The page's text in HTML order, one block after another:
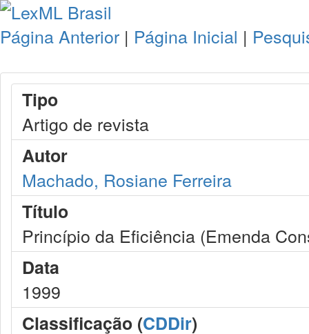
Página Anterior | Página Inicial |
Tipo
Artigo de revista
Autor
Machado, Rosiane Ferreira
Título
Princípio da Eficiência (Emenda
Data
1999
Classificação (CDDir)